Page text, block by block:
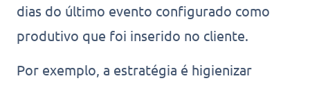
dias do último evento configurado como
produtivo que foi inserido no cliente.
Por exemplo, a estratégia é higienizar